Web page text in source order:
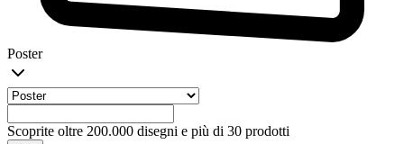
Poster
Scoprite oltre 200.000 disegni e più di 30 prodotti